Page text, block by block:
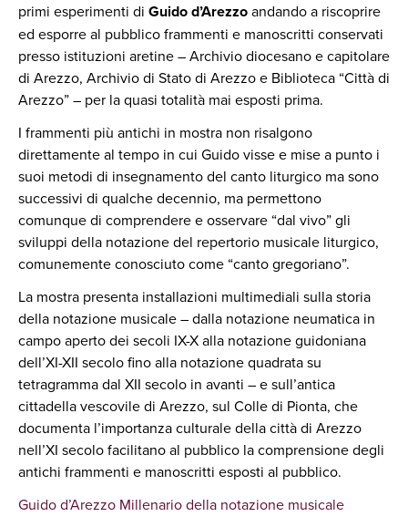
primi esperimenti di Guido d’Arezzoandando a riscoprire
ed esporre al pubblico frammenti e manoscritti conservati
presso istituzioni aretine – Archivio diocesano e capitolare
di Arezzo, Archivio di Stato di Arezzo e Biblioteca “Città di
Arezzo” – per la quasi totalità mai esposti prima.
I frammenti più antichi in mostra non risalgono
direttamente al tempo in cui Guido visse e mise a punto i
suoi metodi di insegnamento del canto liturgico ma sono
successivi di qualche decennio, ma permettono
comunque di comprendere e osservare “dal vivo” gli
sviluppi della notazione del repertorio musicale liturgico,
comunemente conosciuto come “canto gregoriano”.
La mostra presenta installazioni multimediali sulla storia
della notazione musicale – dalla notazione neumatica in
campo aperto dei secoli IX-X alla notazione guidoniana
dell’XI-XII secolo fino alla notazione quadrata su
tetragramma dal XII secolo in avanti – e sull’antica
cittadella vescovile di Arezzo, sul Colle di Pionta, che
documenta l’importanza culturale della città di Arezzo
nell’XI secolo facilitano al pubblico la comprensione degli
antichi frammenti e manoscritti esposti al pubblico.
Guido d’Arezzo Millenario della notazione musicale